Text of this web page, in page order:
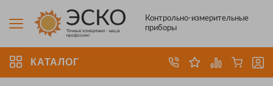
Контрольно-измерительные
приборы
КАТАЛОГ